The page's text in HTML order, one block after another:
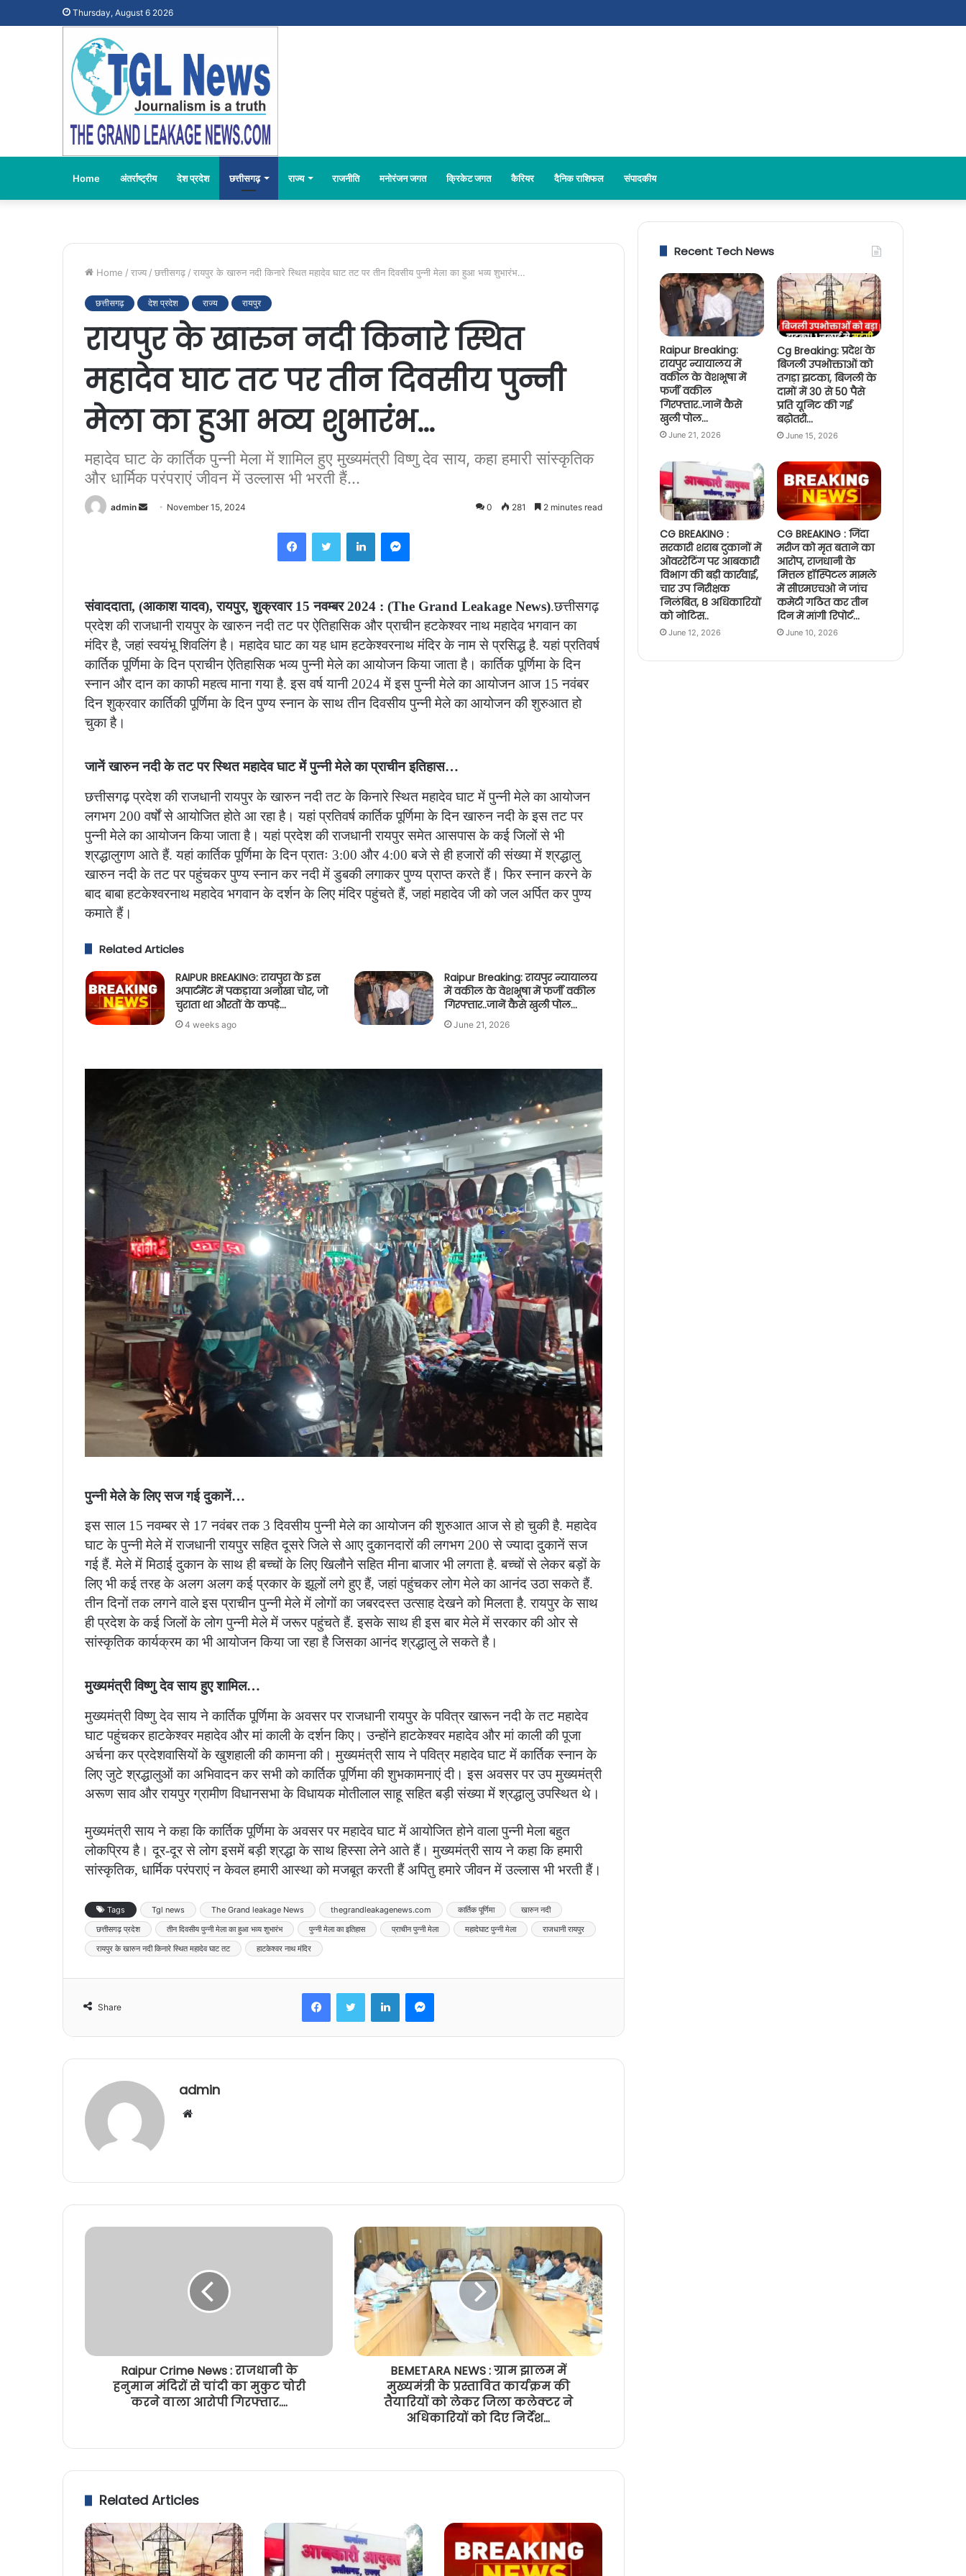
Thursday, August 6 2026
Home अंतर्राष्ट्रीय देश प्रदेश छत्तीसगढ़ राज्य राजनीति मनोरंजन जगत क्रिकेट जगत कैरियर दैनिक राशिफल संपादकीय
Home / राज्य / छत्तीसगढ़ / रायपुर के खारुन नदी किनारे स्थित महादेव घाट तट पर तीन दिवसीय पुन्नी मेला का हुआ भव्य शुभारंभ…
छत्तीसगढ़ देश प्रदेश राज्य रायपुर
रायपुर के खारुन नदी किनारे स्थित
महादेव घाट तट पर तीन दिवसीय पुन्नी
मेला का हुआ भव्य शुभारंभ…
महादेव घाट के कार्तिक पुन्नी मेला में शामिल हुए मुख्यमंत्री विष्णु देव साय, कहा हमारी सांस्कृतिक
और धार्मिक परंपराएं जीवन में उल्लास भी भरती हैं...
admin
Send November 15, 2024 0 281 2 minutes read
FacebookTwitter LinkedInMessenger
संवाददाता, (आकाश यादव), रायपुर, शुक्रवार 15 नवम्बर 2024 : (The Grand Leakage News).छत्तीसगढ़
प्रदेश की राजधानी रायपुर के खारुन नदी तट पर ऐतिहासिक और प्राचीन हटकेश्वर नाथ महादेव भगवान का
मंदिर है, जहां स्वयंभू शिवलिंग है। महादेव घाट का यह धाम हटकेश्वरनाथ मंदिर के नाम से प्रसिद्ध है. यहां प्रतिवर्ष
कार्तिक पूर्णिमा के दिन प्राचीन ऐतिहासिक भव्य पुन्नी मेले का आयोजन किया जाता है। कार्तिक पूर्णिमा के दिन
स्नान और दान का काफी महत्व माना गया है. इस वर्ष यानी 2024 में इस पुन्नी मेले का आयोजन आज 15 नवंबर
दिन शुक्रवार कार्तिकी पूर्णिमा के दिन पुण्य स्नान के साथ तीन दिवसीय पुन्नी मेले का आयोजन की शुरुआत हो
चुका है।
जानें खारुन नदी के तट पर स्थित महादेव घाट में पुन्नी मेले का प्राचीन इतिहास…
छत्तीसगढ़ प्रदेश की राजधानी रायपुर के खारुन नदी तट के किनारे स्थित महादेव घाट में पुन्नी मेले का आयोजन
लगभग 200 वर्षों से आयोजित होते आ रहा है। यहां प्रतिवर्ष कार्तिक पूर्णिमा के दिन खारुन नदी के इस तट पर
पुन्नी मेले का आयोजन किया जाता है। यहां प्रदेश की राजधानी रायपुर समेत आसपास के कई जिलों से भी
श्रद्धालुगण आते हैं. यहां कार्तिक पूर्णिमा के दिन प्रातः 3:00 और 4:00 बजे से ही हजारों की संख्या में श्रद्धालु
खारुन नदी के तट पर पहुंचकर पुण्य स्नान कर नदी में डुबकी लगाकर पुण्य प्राप्त करते हैं। फिर स्नान करने के
बाद बाबा हटकेश्वरनाथ महादेव भगवान के दर्शन के लिए मंदिर पहुंचते हैं, जहां महादेव जी को जल अर्पित कर पुण्य
कमाते हैं।
Related Articles
RAIPUR BREAKING: रायपुरा के इस
अपार्टमेंट में पकड़ाया अनोखा चोर, जो
चुराता था औरतों के कपड़े…
4 weeks ago
Raipur Breaking: रायपुर न्यायालय
में वकील के वेशभूषा में फर्जी वकील
गिरफ्तार..जानें कैसे खुली पोल…
June 21, 2026
पुन्नी मेले के लिए सज गई दुकानें…
इस साल 15 नवम्बर से 17 नवंबर तक 3 दिवसीय पुन्नी मेले का आयोजन की शुरुआत आज से हो चुकी है. महादेव
घाट के पुन्नी मेले में राजधानी रायपुर सहित दूसरे जिले से आए दुकानदारों की लगभग 200 से ज्यादा दुकानें सज
गई हैं. मेले में मिठाई दुकान के साथ ही बच्चों के लिए खिलौने सहित मीना बाजार भी लगता है. बच्चों से लेकर बड़ों के
लिए भी कई तरह के अलग अलग कई प्रकार के झूलों लगे हुए हैं, जहां पहुंचकर लोग मेले का आनंद उठा सकते हैं.
तीन दिनों तक लगने वाले इस प्राचीन पुन्नी मेले में लोगों का जबरदस्त उत्साह देखने को मिलता है. रायपुर के साथ
ही प्रदेश के कई जिलों के लोग पुन्नी मेले में जरूर पहुंचते हैं. इसके साथ ही इस बार मेले में सरकार की ओर से
सांस्कृतिक कार्यक्रम का भी आयोजन किया जा रहा है जिसका आनंद श्रद्धालु ले सकते है।
मुख्यमंत्री विष्णु देव साय हुए शामिल…
मुख्यमंत्री विष्णु देव साय ने कार्तिक पूर्णिमा के अवसर पर राजधानी रायपुर के पवित्र खारून नदी के तट महादेव
घाट पहुंचकर हाटकेश्वर महादेव और मां काली के दर्शन किए। उन्होंने हाटकेश्वर महादेव और मां काली की पूजा
अर्चना कर प्रदेशवासियों के खुशहाली की कामना की। मुख्यमंत्री साय ने पवित्र महादेव घाट में कार्तिक स्नान के
लिए जुटे श्रद्धालुओं का अभिवादन कर सभी को कार्तिक पूर्णिमा की शुभकामनाएं दी। इस अवसर पर उप मुख्यमंत्री
अरूण साव और रायपुर ग्रामीण विधानसभा के विधायक मोतीलाल साहू सहित बड़ी संख्या में श्रद्धालु उपस्थित थे।
मुख्यमंत्री साय ने कहा कि कार्तिक पूर्णिमा के अवसर पर महादेव घाट में आयोजित होने वाला पुन्नी मेला बहुत
लोकप्रिय है। दूर-दूर से लोग इसमें बड़ी श्रद्धा के साथ हिस्सा लेने आते हैं। मुख्यमंत्री साय ने कहा कि हमारी
सांस्कृतिक, धार्मिक परंपराएं न केवल हमारी आस्था को मजबूत करती हैं अपितु हमारे जीवन में उल्लास भी भरती हैं।
Tags Tgl news The Grand leakage News thegrandleakagenews.com कार्तिक पूर्णिमा
खारुन नदी
छत्तीसगढ़ प्रदेश
तीन दिवसीय पुन्नी मेला का हुआ भव्य शुभारंभ पुन्नी मेला का इतिहास प्राचीन पुन्नी मेला महादेघाट पुन्नी मेला
राजधानी रायपुर
रायपुर के खारुन नदी किनारे स्थित महादेव घाट तट
हाटकेश्वर नाथ मंदिर
Share
FacebookTwitter LinkedInMessenger
admin
Website
Raipur Crime News : राजधानी के
हनुमान मंदिरों से चांदी का मुकुट चोरी
करने वाला आरोपी गिरफ्तार....
BEMETARA NEWS : ग्राम झालम में
मुख्यमंत्री के प्रस्तावित कार्यक्रम की
तैयारियों को लेकर जिला कलेक्टर ने
अधिकारियों को दिए निर्देश...
Related Articles
Recent Tech News
Raipur Breaking:
रायपुर न्यायालय में
वकील के वेशभूषा में
फर्जी वकील
गिरफ्तार..जानें कैसे
खुली पोल…
June 21, 2026
Cg Breaking: प्रदेश के
बिजली उपभोक्ताओं को
तगड़ा झटका, बिजली के
दामों में 30 से 50 पैसे
प्रति यूनिट की गई
बढ़ोतरी…
June 15, 2026
CG BREAKING :
सरकारी शराब दुकानों में
ओवररेटिंग पर आबकारी
विभाग की बड़ी कार्रवाई,
चार उप निरीक्षक
निलंबित, 8 अधिकारियों
को नोटिस..
June 12, 2026
CG BREAKING : जिंदा
मरीज को मृत बताने का
आरोप, राजधानी के
मित्तल हॉस्पिटल मामले
में सीएमएचओ ने जांच
कमेटी गठित कर तीन
दिन में मांगी रिपोर्ट…
June 10, 2026